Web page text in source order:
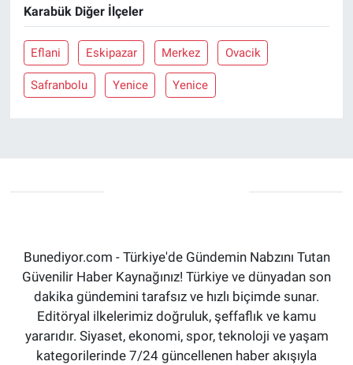
Karabük Diğer İlçeler
Eflani Eskipazar Merkez Ovacik
Safranbolu Yenice Yenice
Bunediyor.com - Türkiye'de Gündemin Nabzını Tutan
Güvenilir Haber Kaynağınız! Türkiye ve dünyadan son
dakika gündemini tarafsız ve hızlı biçimde sunar.
Editöryal ilkelerimiz doğruluk, şeffaflık ve kamu
yararıdır. Siyaset, ekonomi, spor, teknoloji ve yaşam
kategorilerinde 7/24 güncellenen haber akışıyla